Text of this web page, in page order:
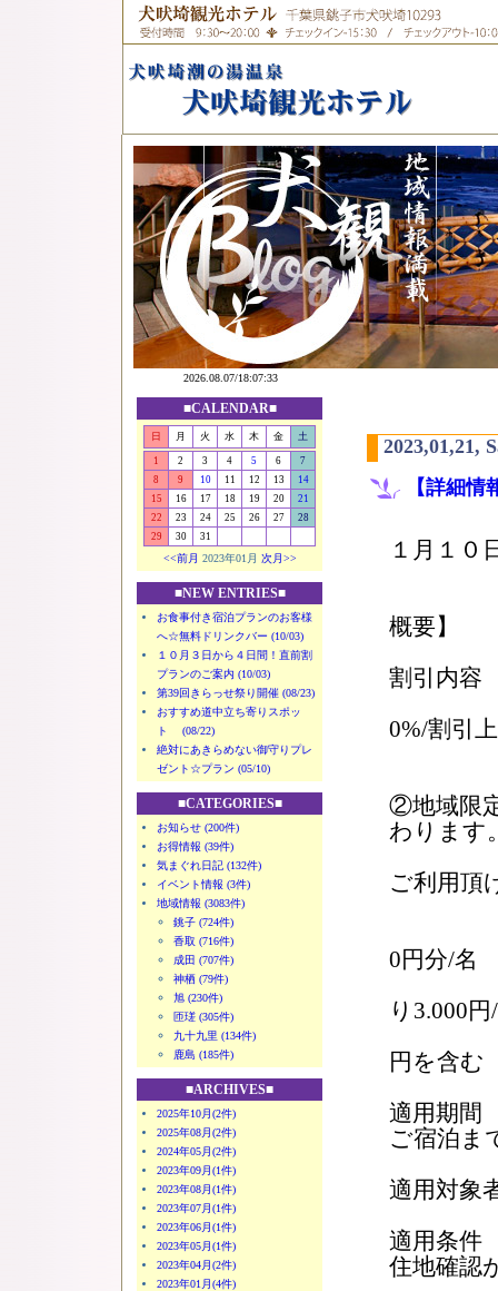
■CALENDAR■
日 月 火 水 木 金 土
1 2 3 4 5 6
7
8
9 10 11 12 13
14
15
16 17 18 19 20
21
22
23 24 25 26 27
28
29
30 31
<<前月 2023年01月 次月>>
■NEW ENTRIES■
お食事付き宿泊プランのお客様
へ☆無料ドリンクバー (10/03)
１０月３日から４日間！直前割
プランのご案内 (10/03)
第39回きらっせ祭り開催 (08/23)
おすすめ道中立ち寄りスポッ
ト (08/22)
絶対にあきらめない御守りプレ
ゼント☆プラン (05/10)
■CATEGORIES■
お知らせ (200件)
お得情報 (39件)
気まぐれ日記 (132件)
イベント情報 (3件)
地域情報 (3083件)
銚子 (724件)
香取 (716件)
成田 (707件)
神栖 (79件)
旭 (230件)
匝瑳 (305件)
九十九里 (134件)
鹿島 (185件)
■ARCHIVES■
2025年10月(2件)
2025年08月(2件)
2024年05月(2件)
2023年09月(1件)
2023年08月(1件)
2023年07月(1件)
2023年06月(1件)
2023年05月(1件)
2023年04月(2件)
2023年01月(4件)
2023,01,21,
【詳細
１月１０
概要】
割引内
0%/割引
②地域限
わります
ご利用頂
0円分/
り3.000
円を含む
適用期間
ご宿泊ま
適用対象
適用条
住地確認